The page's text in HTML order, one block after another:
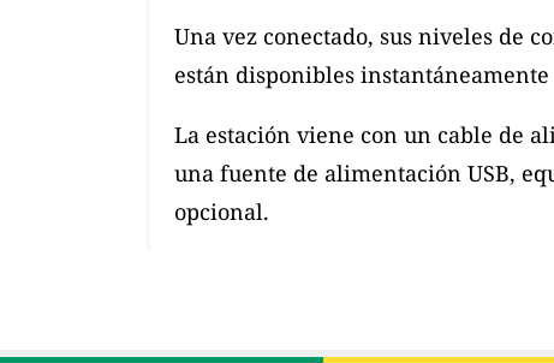
Una vez conectado, sus niveles de
están disponibles
La estación viene con un cable de
una fuente de alimentación USB,
opcional.